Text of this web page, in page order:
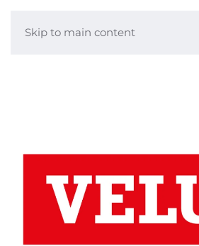
Skip to main content